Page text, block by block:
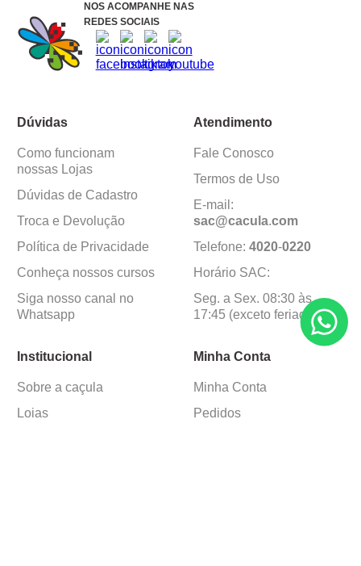
NOS ACOMPANHE NAS
REDES SOCIAIS
Dúvidas
Como funcionam
nossas Lojas
Dúvidas de Cadastro
Troca e Devolução
Política de Privacidade
Conheça nossos cursos
Siga nosso canal no
Whatsapp
Atendimento
Fale Conosco
Termos de Uso
E-mail:
sac@cacula.com
Telefone: 4020-0220
Horário SAC:
Seg. a Sex. 08:30 às
17:45 (exceto feriados)
Institucional
Sobre a caçula
Lojas
Minha Conta
Minha Conta
Pedidos